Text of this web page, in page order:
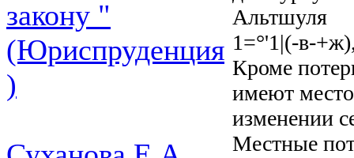
закону "
(Юриспруденция
)
Альтшуля
1=°'1|(-в-
Кроме
имеют
изменении
Местные